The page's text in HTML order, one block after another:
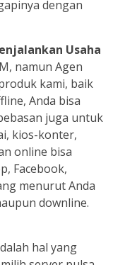
dengan
Usaha
namun Agen
kami, baik
Anda bisa
juga untuk
kios-konter,
online bisa
Facebook,
menurut Anda
downline.
hal yang